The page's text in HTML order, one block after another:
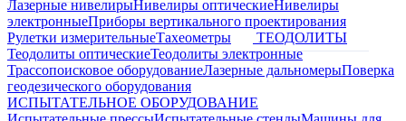
Лазерные нивелирыНивелиры оптическиеНивелиры
электронныеПриборы вертикального проектирования
Рулетки измерительныеТахеометры
ТЕОДОЛИТЫ
Теодолиты оптическиеТеодолиты электронные
Трассопоисковое оборудованиеЛазерные дальномерыПоверка
геодезического оборудования
ИСПЫТАТЕЛЬНОЕ ОБОРУДОВАНИЕ